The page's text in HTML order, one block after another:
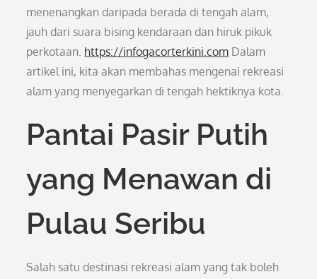
menenangkan daripada berada di tengah alam,
jauh dari suara bising kendaraan dan hiruk pikuk
perkotaan. https://infogacorterkini.com Dalam
artikel ini, kita akan membahas mengenai rekreasi
alam yang menyegarkan di tengah hektiknya kota.
Pantai Pasir Putih
yang Menawan di
Pulau Seribu
Salah satu destinasi rekreasi alam yang tak boleh